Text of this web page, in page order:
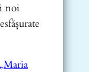
noi